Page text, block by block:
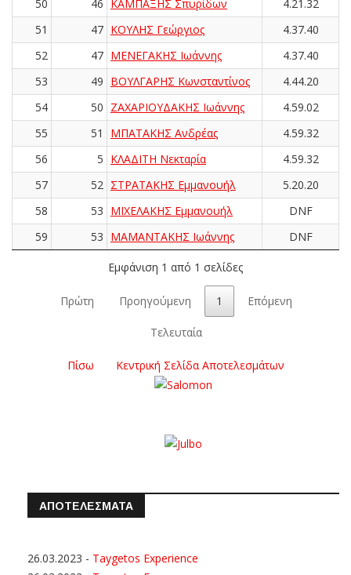
50 46 ΚΑΜΠΑΞΗΣ Σπυρίδων
4.21.32
51
47 ΚΟΥΛΗΣ Γεώργιος
4.37.40
52
47 ΜΕΝΕΓΑΚΗΣ Ιωάννης
4.37.40
53
49 ΒΟΥΛΓΑΡΗΣ Κωνσταντίνος
4.44.20
54
50 ΖΑΧΑΡΙΟΥΔΑΚΗΣ Ιωάννης
4.59.02
55
51 ΜΠΑΤΑΚΗΣ Ανδρέας
4.59.32
56
5 ΚΛΑΔΙΤΗ Νεκταρία
4.59.32
57
52 ΣΤΡΑΤΑΚΗΣ Εμμανουήλ
5.20.20
58
53 ΜΙΧΕΛΑΚΗΣ Εμμανουήλ
DNF
59
53 ΜΑΜΑΝΤΑΚΗΣ Ιωάννης DNF
Εμφάνιση 1 από 1 σελίδες
Πρώτη Προηγούμενη 1 Επόμενη
Τελευταία
Πίσω Κεντρική Σελίδα Αποτελεσμάτων
ΑΠΟΤΕΛΕΣΜΑΤΑ
26.03.2023 - Taygetos Experience